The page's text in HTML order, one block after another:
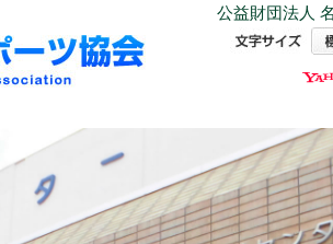
公益財団法人